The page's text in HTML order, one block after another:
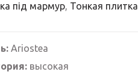
під мармур, Тонкая плитка
Ariostea
высокая